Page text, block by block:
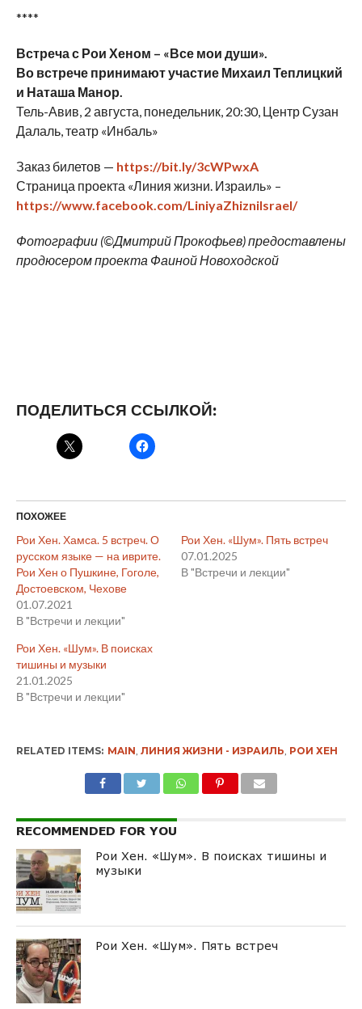
****
Встреча с Рои Хеном – «Все мои души».
Во встрече принимают участие Михаил Теплицкий
и Наташа Манор.
Тель-Авив, 2 августа, понедельник, 20:30, Центр Сузан
Далаль, театр «Инбаль»
Заказ билетов — https://bit.ly/3cWPwxA
Страница проекта «Линия жизни. Израиль» –
https://www.facebook.com/LiniyaZhizniIsrael/
Фотографии (©Дмитрий Прокофьев) предоставлены
продюсером проекта Фаиной Новоходской
ПОДЕЛИТЬСЯ ССЫЛКОЙ:
ПОХОЖЕЕ
Рои Хен. Хамса. 5 встреч. О
русском языке — на иврите.
Рои Хен о Пушкине, Гоголе,
Достоевском, Чехове
01.07.2021
В "Встречи и лекции"
Рои Хен. «Шум». Пять встреч
07.01.2025
В "Встречи и лекции"
Рои Хен. «Шум». В поисках
тишины и музыки
21.01.2025
В "Встречи и лекции"
RELATED ITEMS: MAIN ЛИНИЯ ЖИЗНИ - ИЗРАИЛЬ РОИ ХЕН
RECOMMENDED FOR YOU
Рои Хен. «Шум». В поисках тишины и
музыки
Рои Хен. «Шум». Пять встреч